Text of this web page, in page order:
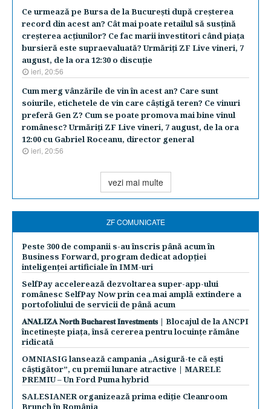
Ce urmează pe Bursa de la Bucureşti după creşterea
record din acest an? Cât mai poate retailul să susţină
creşterea acţiunilor? Ce fac marii investitori când piaţa
bursieră este supraevaluată? Urmăriţi ZF Live vineri, 7
august, de la ora 12:30 o discuţie
ieri, 20:56
Cum merg vânzările de vin în acest an? Care sunt
soiurile, etichetele de vin care câştigă teren? Ce vinuri
preferă Gen Z? Cum se poate promova mai bine vinul
românesc? Urmăriţi ZF Live vineri, 7 august, de la ora
12:00 cu Gabriel Roceanu, director general
ieri, 20:56
vezi mai multe
ZF COMUNICATE
Peste 300 de companii s-au înscris până acum în
Business Forward, program dedicat adopției
inteligenței artificiale în IMM-uri
SelfPay accelerează dezvoltarea super-app-ului
românesc SelfPay Now prin cea mai amplă extindere a
portofoliului de servicii de până acum
𝐀𝐍𝐀𝐋𝐈𝐙𝐀 𝐍𝐨𝐫𝐭𝐡 𝐁𝐮𝐜𝐡𝐚𝐫𝐞𝐬𝐭 𝐈𝐧𝐯𝐞𝐬𝐭𝐦𝐞𝐧𝐭𝐬 | Blocajul de la ANCPI
încetinește piața, însă cererea pentru locuințe rămâne
ridicată
OMNIASIG lansează campania „Asigură-te că ești
câștigător”, cu premii lunare atractive | MARELE
PREMIU – Un Ford Puma hybrid
SALESIANER organizează prima ediție Cleanroom
Brunch în România